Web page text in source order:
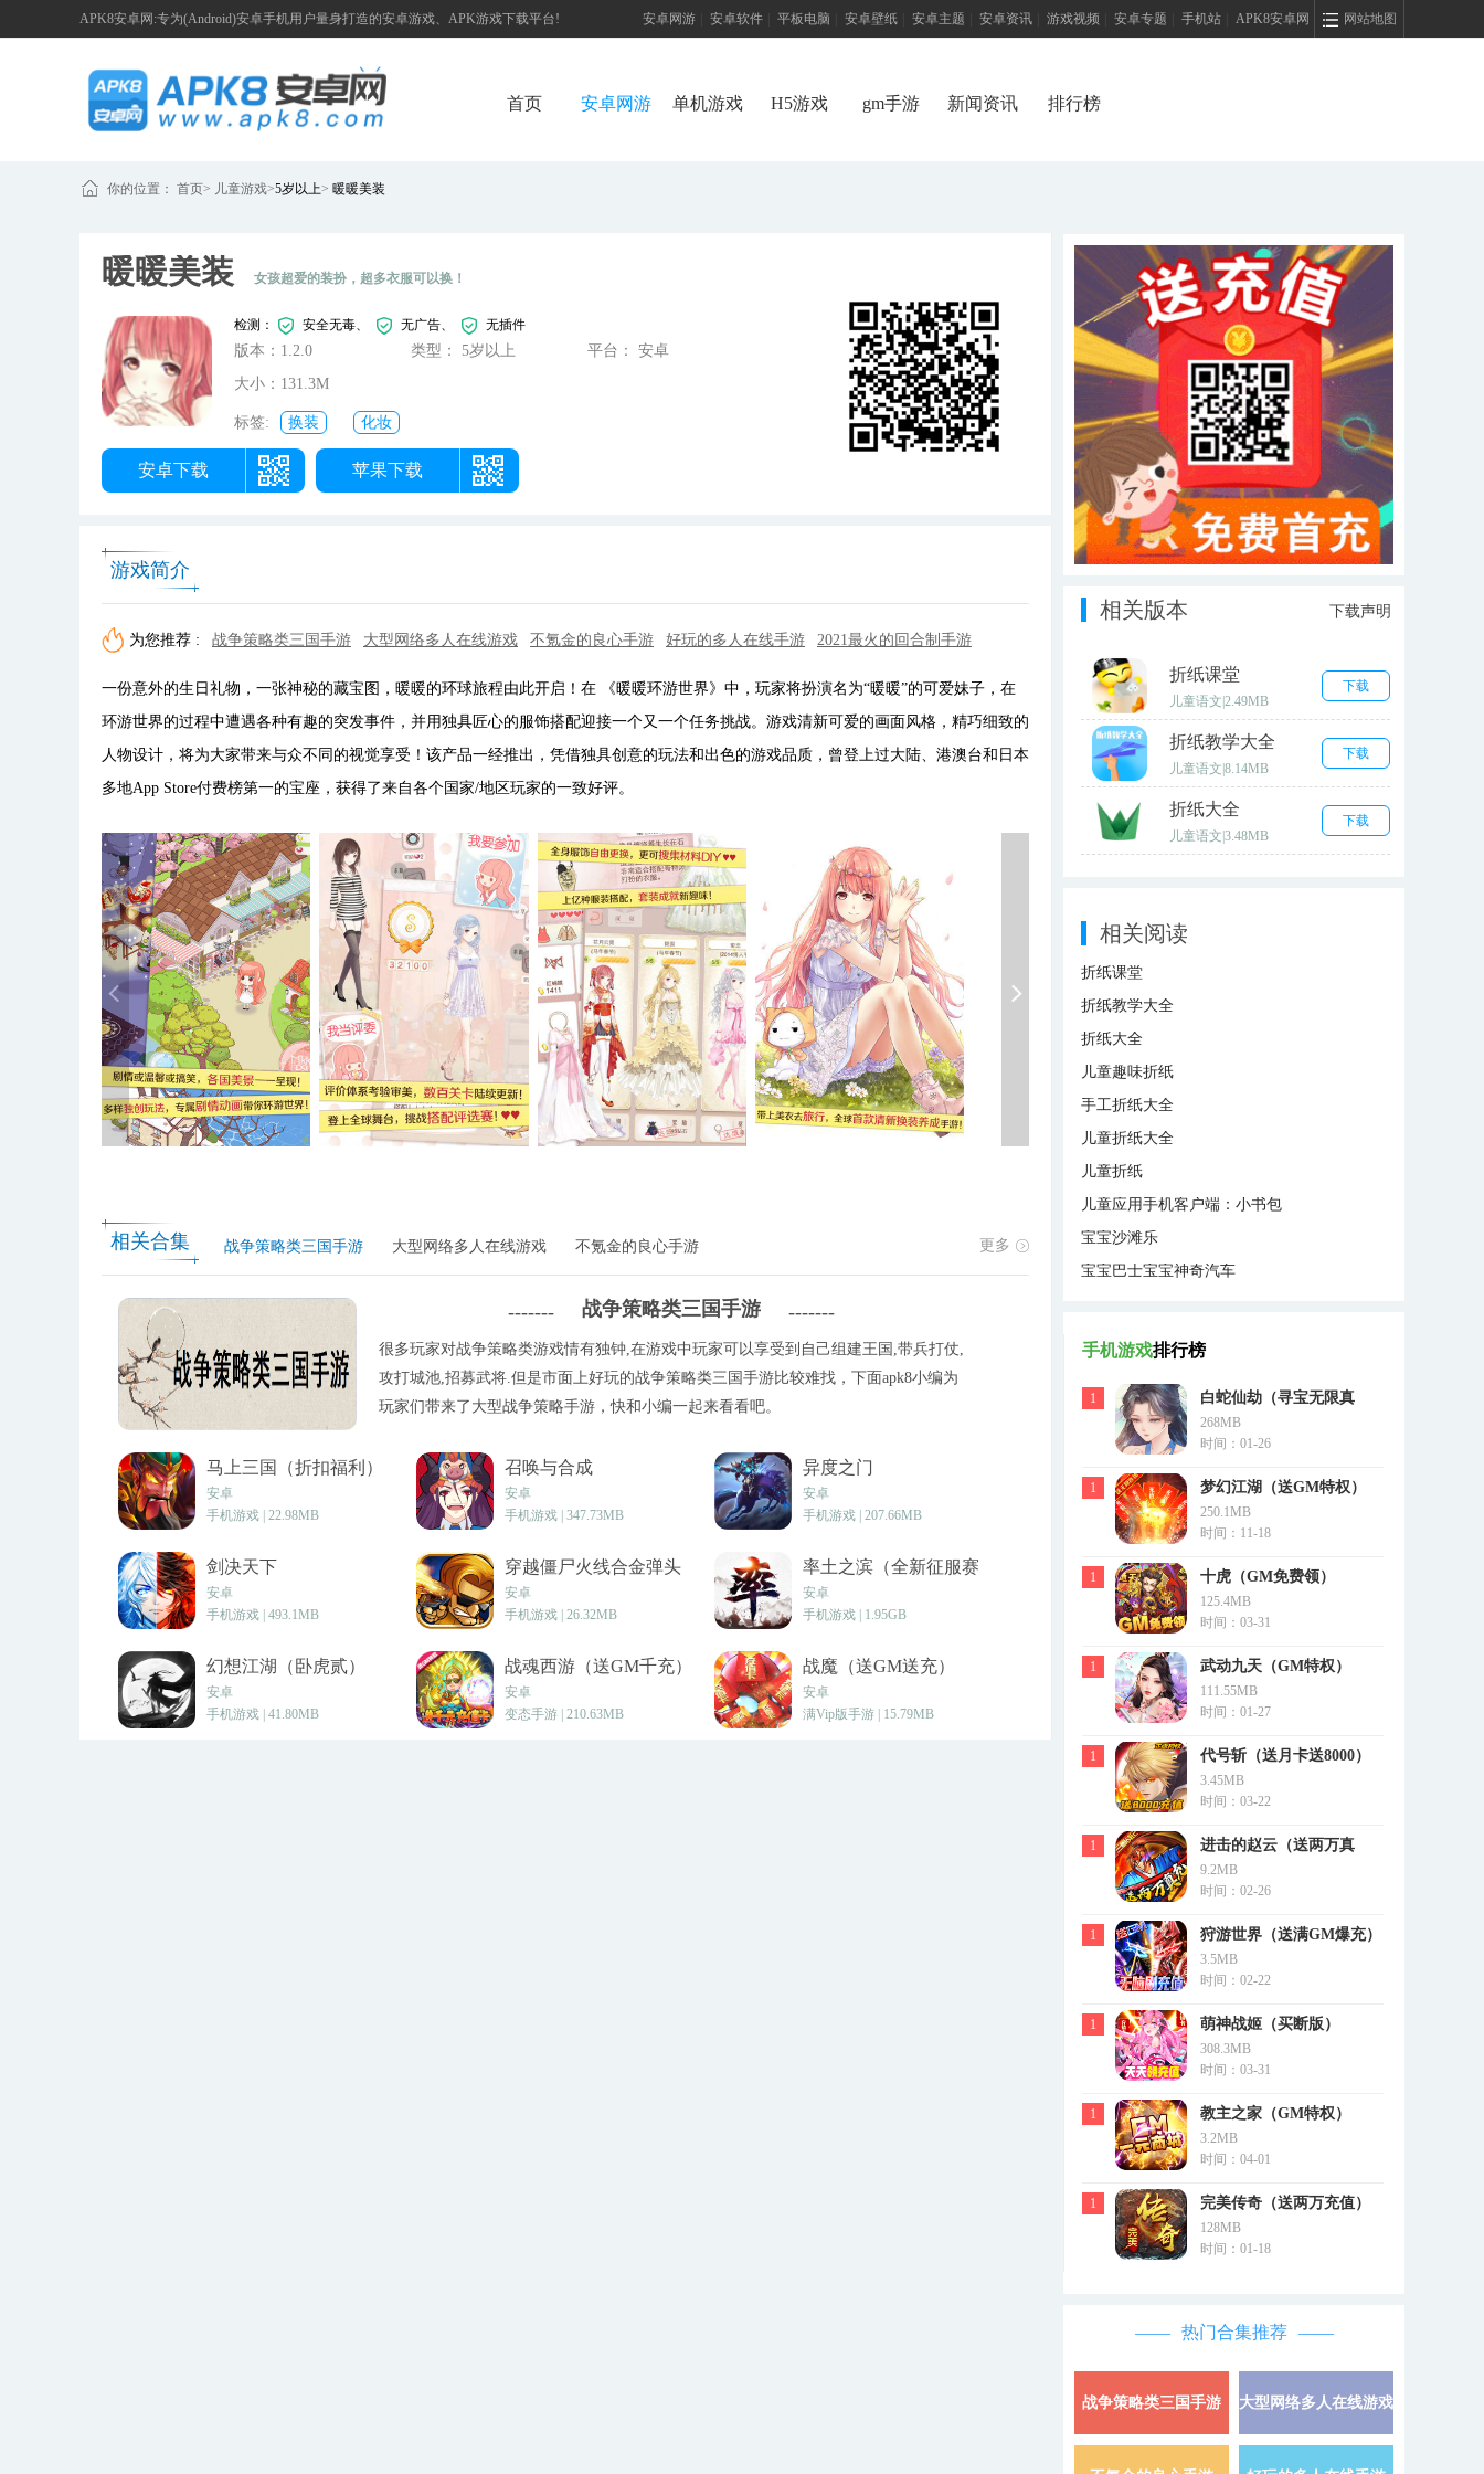
APK8安卓网:专为(Android)安卓手机用户量身打造的安卓游戏、APK游戏下载平台! 网站地图
安卓网游 安卓软件 平板电脑 安卓壁纸 安卓主题 安卓资讯 游戏视频 安卓专题 手机站 APK8安卓网
首页 安卓网游 单机游戏 H5游戏 gm手游 新闻资讯 排行榜
你的位置： 首页> 儿童游戏>5岁以上> 暖暖美装
暖暖美装 女孩超爱的装扮，超多衣服可以换！
检测： 安全无毒、 无广告、 无插件
版本：1.2.0 类型： 5岁以上
平台： 安卓
大小：131.3M
标签: 换装 化妆
安卓下载 苹果下载
游戏简介
为您推荐 : 战争策略类三国手游 大型网络多人在线游戏 不氪金的良心手游 好玩的多人在线手游 2021最火的回合制手游
一份意外的生日礼物，一张神秘的藏宝图，暖暖的环球旅程由此开启！在 《暖暖环游世界》中，玩家将扮演名为“暖暖”的可爱妹子，在
环游世界的过程中遭遇各种有趣的突发事件，并用独具匠心的服饰搭配迎接一个又一个任务挑战。游戏清新可爱的画面风格，精巧细致的
人物设计，将为大家带来与众不同的视觉享受！该产品一经推出，凭借独具创意的玩法和出色的游戏品质，曾登上过大陆、港澳台和日本
多地App Store付费榜第一的宝座，获得了来自各个国家/地区玩家的一致好评。
相关合集 战争策略类三国手游 大型网络多人在线游戏 不氪金的良心手游 更多
------- 战争策略类三国手游 -------
很多玩家对战争策略类游戏情有独钟,在游戏中玩家可以享受到自己组建王国,带兵打仗,
攻打城池,招募武将.但是市面上好玩的战争策略类三国手游比较难找，下面apk8小编为
玩家们带来了大型战争策略手游，快和小编一起来看看吧。
马上三国（折扣福利）
安卓
手机游戏 | 22.98MB
召唤与合成
安卓
手机游戏 | 347.73MB
异度之门
安卓
手机游戏 | 207.66MB
剑决天下
安卓
手机游戏 | 493.1MB
穿越僵尸火线合金弹头
安卓
手机游戏 | 26.32MB
率土之滨（全新征服赛
季）
安卓
手机游戏 | 1.95GB
幻想江湖（卧虎贰）
安卓
手机游戏 | 41.80MB
战魂西游（送GM千充）
安卓
变态手游 | 210.63MB
战魔（送GM送充）
安卓
满Vip版手游 | 15.79MB
相关版本 下载声明
折纸课堂
儿童语文 2.49MB
下载
折纸教学大全
儿童语文 8.14MB
下载
折纸大全
儿童语文 3.48MB
下载
相关阅读
折纸课堂
折纸教学大全
折纸大全
儿童趣味折纸
手工折纸大全
儿童折纸大全
儿童折纸
儿童应用手机客户端：小书包
宝宝沙滩乐
宝宝巴士宝宝神奇汽车
手机游戏排行榜
1
白蛇仙劫（寻宝无限真
充）
268MB
时间：01-26
1 梦幻江湖（送GM特权）
250.1MB
时间：11-18
1 十虎（GM免费领）
125.4MB
时间：03-31
1 武动九天（GM特权）
111.55MB
时间：01-27
1 代号斩（送月卡送8000）
3.45MB
时间：03-22
1
进击的赵云（送两万真
充）
9.2MB
时间：02-26
1 狩游世界（送满GM爆充）
3.5MB
时间：02-22
1 萌神战姬（买断版）
308.3MB
时间：03-31
1 教主之家（GM特权）
3.2MB
时间：04-01
1 完美传奇（送两万充值）
128MB
时间：01-18
热门合集推荐
战争策略类三国手游 详情 »
大型网络多人在线游戏